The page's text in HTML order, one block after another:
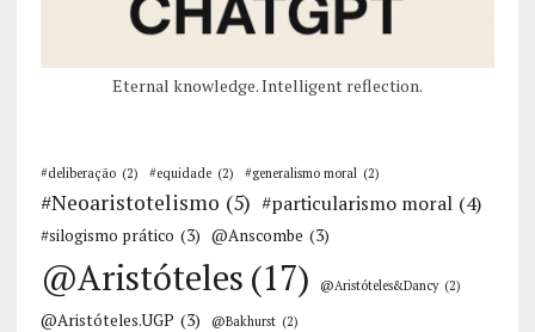
Eternal knowledge. Intelligent reflection.
#deliberação (2) #equidade (2) #generalismo moral (2)
#Neoaristotelismo (5) #particularismo moral (4)
#silogismo prático (3) @Anscombe (3)
@Aristóteles (17) @Aristóteles&Dancy (2)
@Aristóteles.UGP (3) @Bakhurst (2)